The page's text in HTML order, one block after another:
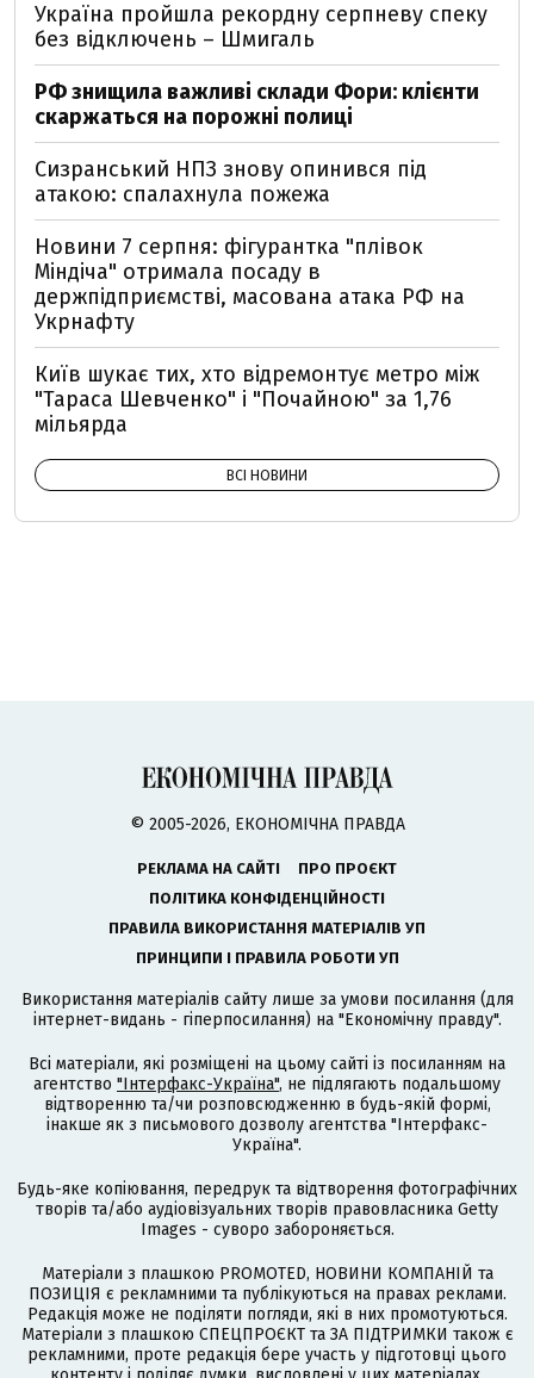
Україна пройшла рекордну серпневу спеку
без відключень – Шмигаль
РФ знищила важливі склади Фори: клієнти
скаржаться на порожні полиці
Сизранський НПЗ знову опинився під
атакою: спалахнула пожежа
Новини 7 серпня: фігурантка "плівок
Міндіча" отримала посаду в
держпідприємстві, масована атака РФ на
Укрнафту
Київ шукає тих, хто відремонтує метро між
"Тараса Шевченко" і "Почайною" за 1,76
мільярда
ВСІ НОВИНИ
© 2005-2026, ЕКОНОМІЧНА ПРАВДА
РЕКЛАМА НА САЙТІ
ПРО ПРОЄКТ
ПОЛІТИКА КОНФІДЕНЦІЙНОСТІ
ПРАВИЛА ВИКОРИСТАННЯ МАТЕРІАЛІВ УП
ПРИНЦИПИ І ПРАВИЛА РОБОТИ УП
Використання матеріалів сайту лише за умови посилання (для
інтернет-видань - гіперпосилання) на "Економічну правду".
Всі матеріали, які розміщені на цьому сайті із посиланням на
агентство "Інтерфакс-Україна", не підлягають подальшому
відтворенню та/чи розповсюдженню в будь-якій формі,
інакше як з письмового дозволу агентства "Інтерфакс-
Україна".
Будь-яке копіювання, передрук та відтворення фотографічних
творів та/або аудіовізуальних творів правовласника Getty
Images - суворо забороняється.
Матеріали з плашкою PROMOTED, НОВИНИ КОМПАНІЙ та
ПОЗИЦІЯ є рекламними та публікуються на правах реклами.
Редакція може не поділяти погляди, які в них промотуються.
Матеріали з плашкою СПЕЦПРОЄКТ та ЗА ПІДТРИМКИ також є
рекламними, проте редакція бере участь у підготовці цього